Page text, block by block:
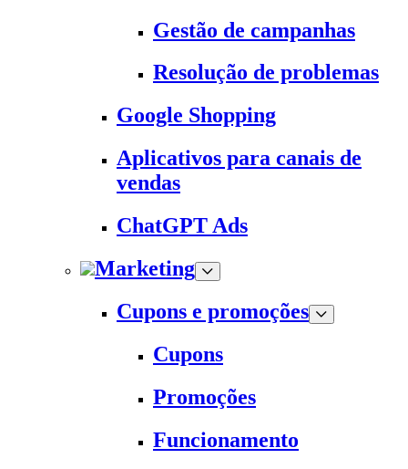
Gestão de campanhas
Resolução de problemas
Google Shopping
Aplicativos para canais de
vendas
ChatGPT Ads
Marketing
Cupons e promoções
Cupons
Promoções
Funcionamento